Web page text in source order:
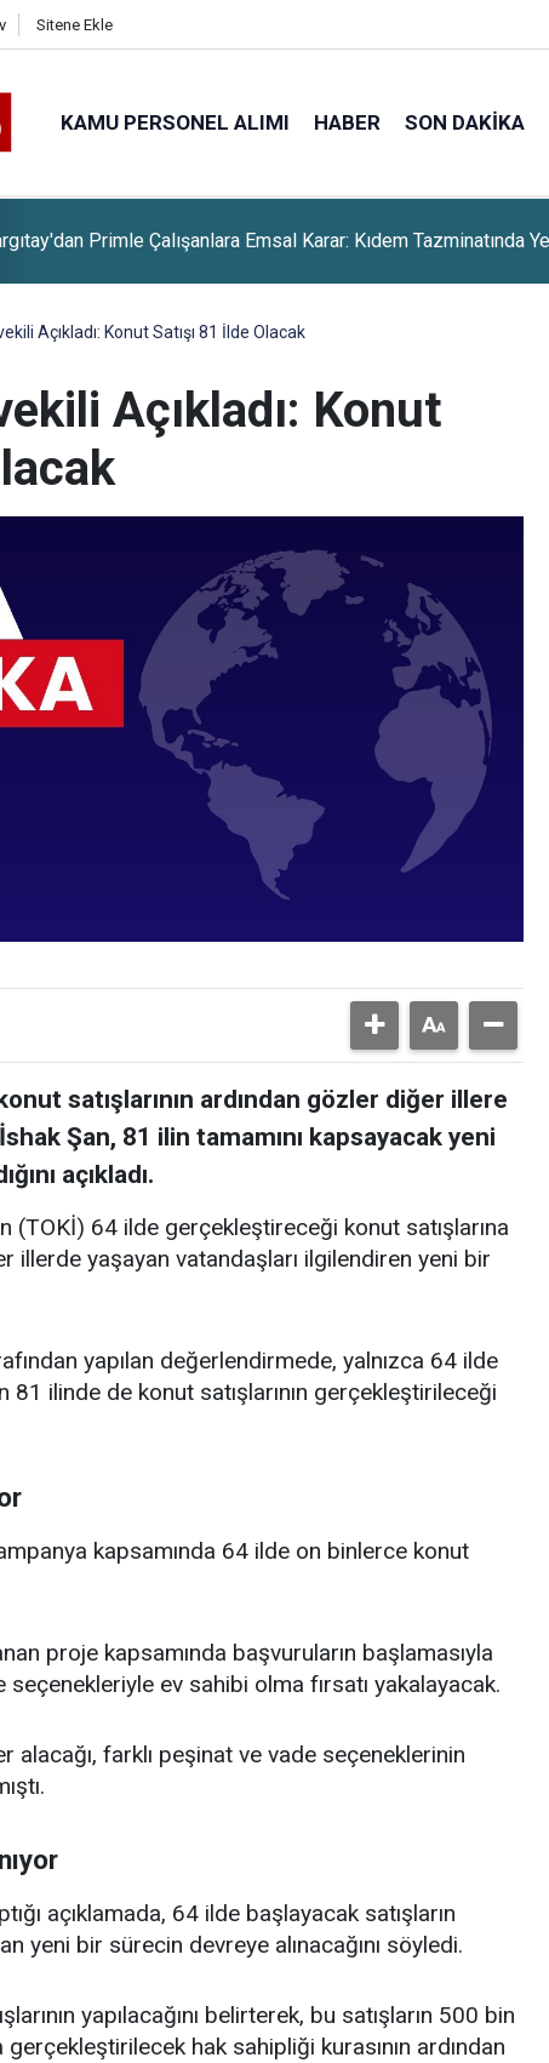
Sitene Ekle
KAMU PERSONEL ALIMI HABER SON DAKIKA
Benz'ten Ağustos Ayına Özel Finansman Kampanyası
Açıkladı: Konut Satışı 81 İlde Olacak
Açıkladı: Konut
satışlarının ardından gözler diğer illere
Şan, 81 ilin tamamını kapsayacak yeni
açıkladı.
(TOKİ) 64 ilde gerçekleştireceği konut satışlarına
illerde yaşayan vatandaşları ilgilendiren yeni bir
yapılan değerlendirmede, yalnızca 64 ilde
ilinde de konut satışlarının gerçekleştirileceği
kapsamında 64 ilde on binlerce konut
proje kapsamında başvuruların başlamasıyla
ev sahibi olma fırsatı yakalayacak.
alacağı, farklı peşinat ve vade seçeneklerinin
açıklamada, 64 ilde başlayacak satışların
yeni bir sürecin devreye alınacağını söyledi.
yapılacağını belirterek, bu satışların 500 bin
hak sahipliği kurasının ardından